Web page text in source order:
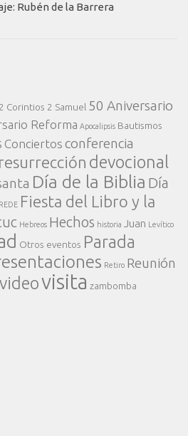
Rubén de la Barrera
2 Corintios 2 Samuel 50 Aniversario
Reforma Apocalipsis Bautismos
Conciertos conferencia
devocional
Día de la Biblia Día
Fiesta del Libro y la
Hebreos Hechos historia Juan Levítico
Otros eventos Parada
Retiro Reunión
videovisita zambomba